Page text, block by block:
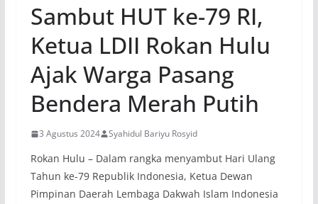
Sambut HUT ke-79 RI,
Ketua LDII Rokan Hulu
Ajak Warga Pasang
Bendera Merah Putih
3 Agustus 2024 Syahidul Bariyu Rosyid
Rokan Hulu – Dalam rangka menyambut Hari Ulang
Tahun ke-79 Republik Indonesia, Ketua Dewan
Pimpinan Daerah Lembaga Dakwah Islam Indonesia